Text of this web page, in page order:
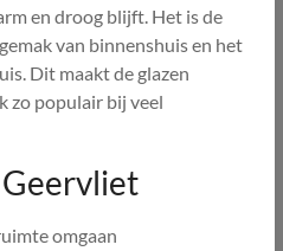
en droog blijft. Het is de
van binnenshuis en het
Dit maakt de glazen
zo populair bij veel
omgaan